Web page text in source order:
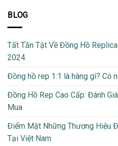
BLOG
Tất Tần Tật Về Đồng Hồ
2024
Đồng hồ rep 1:1 là hàng gì? Có
Đồng Hồ Rep Cao Cấp: Đánh
Mua
Điểm Mặt Những Thương Hiệu
Tại Việt Nam